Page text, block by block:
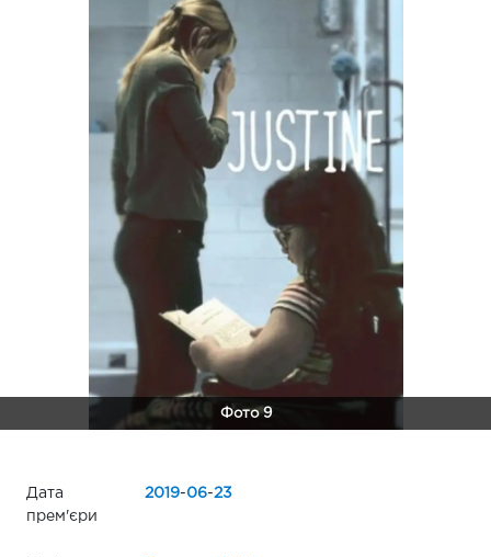
Фото 9
Дата
прем'єри
2019-06-23